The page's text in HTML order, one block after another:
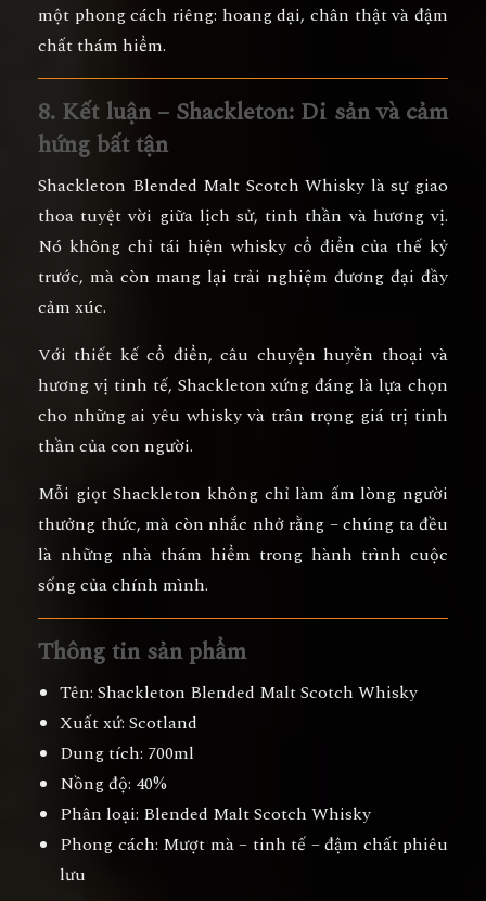
một phong cách riêng: hoang dại, chân thật và đậm
chất thám hiểm.
8. Kết luận – Shackleton: Di sản và cảm
hứng bất tận
Shackleton Blended Malt Scotch Whisky là sự giao
thoa tuyệt vời giữa lịch sử, tinh thần và hương vị.
Nó không chỉ tái hiện whisky cổ điển của thế kỷ
trước, mà còn mang lại trải nghiệm đương đại đầy
cảm xúc.
Vớithiết kế cổ điển, câu chuyện huyền thoại và
hương vị tinh tế, Shackleton xứng đáng là lựa chọn
cho những ai yêu whisky và trân trọng giá trị tinh
thần của con người.
Mỗi giọt Shackleton không chỉ làm ấm lòng người
thưởng thức, mà còn nhắc nhở rằng –chúng ta đều
là những nhà thám hiểm trong hành trình cuộc
sống của chính mình.
Thông tin sản phẩm
Tên: Shackleton Blended Malt Scotch Whisky
Xuất xứ: Scotland
Dung tích: 700ml
Nồng độ: 40%
Phân loại: Blended Malt Scotch Whisky
Phong cách: Mượt mà – tinh tế – đậm chất phiêu
lưu